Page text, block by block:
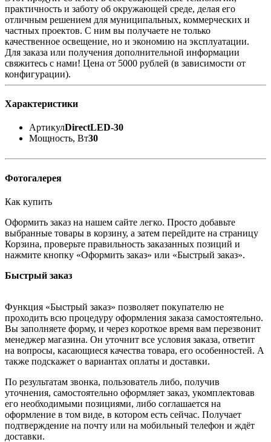
практичность и заботу об окружающей среде, делая его
отличным решением для муниципальных, коммерческих и
частных проектов. С ним вы получаете не только
качественное освещение, но и экономию на эксплуатации.
Для заказа или получения дополнительной информации
свяжитесь с нами! Цена от 5000 рублей (в зависимости от
конфигурации).
Характеристики
АртикулDirectLED-30
Мощность, Вт30
Фотогалерея
Как купить
Оформить заказ на нашем сайте легко. Просто добавьте
выбранные товары в корзину, а затем перейдите на страницу
Корзина, проверьте правильность заказанных позиций и
нажмите кнопку «Оформить заказ» или «Быстрый заказ».
Быстрый заказ
Функция «Быстрый заказ» позволяет покупателю не
проходить всю процедуру оформления заказа самостоятельно.
Вы заполняете форму, и через короткое время вам перезвонит
менеджер магазина. Он уточнит все условия заказа, ответит
на вопросы, касающиеся качества товара, его особенностей. А
также подскажет о вариантах оплаты и доставки.
По результатам звонка, пользователь либо, получив
уточнения, самостоятельно оформляет заказ, укомплектовав
его необходимыми позициями, либо соглашается на
оформление в том виде, в котором есть сейчас. Получает
подтверждение на почту или на мобильный телефон и ждёт
доставки.